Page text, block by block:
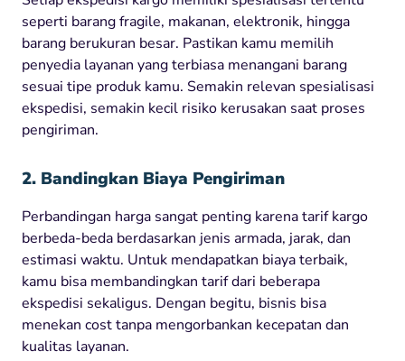
seperti barang fragile, makanan, elektronik, hingga
barang berukuran besar. Pastikan kamu memilih
penyedia layanan yang terbiasa menangani barang
sesuai tipe produk kamu. Semakin relevan spesialisasi
ekspedisi, semakin kecil risiko kerusakan saat proses
pengiriman.
2. Bandingkan Biaya Pengiriman
Perbandingan harga sangat penting karena tarif kargo
berbeda-beda berdasarkan jenis armada, jarak, dan
estimasi waktu. Untuk mendapatkan biaya terbaik,
kamu bisa membandingkan tarif dari beberapa
ekspedisi sekaligus. Dengan begitu, bisnis bisa
menekan cost tanpa mengorbankan kecepatan dan
kualitas layanan.